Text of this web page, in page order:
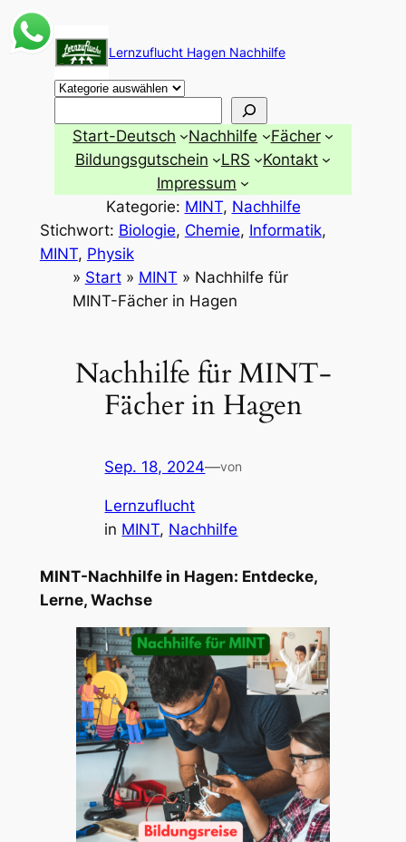
Zum
Inhalt
springen
Lernzuflucht Hagen Nachhilfe
Start-Deutsch Nachhilfe
Fächer
Bildungsgutschein
LRS
Kontakt
Impressum
Kategorie: MINT, Nachhilfe
Stichwort: Biologie, Chemie, Informatik
MINT, Physik
» Start» MINT » Nachhilfe für
MINT-Fächer in Hagen
Nachhilfe für MINT-
Fächer in Hagen
Sep. 18, 2024—von
Lernzuflucht
in MINT, Nachhilfe
MINT-Nachhilfe in Hagen: Entdecke,
Lerne, Wachse